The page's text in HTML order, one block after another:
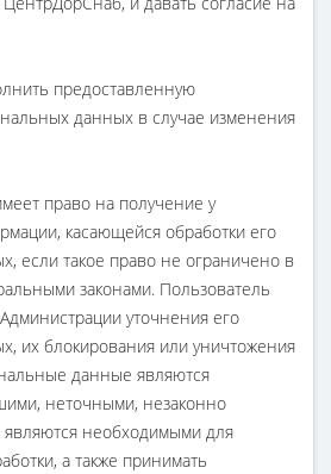
предоставленную
данных в случае изменения
право на получение у
касающейся обработки его
если такое право не ограничено в
законами. Пользователь
уточнения его
их блокирования или уничтожения
данные являются
неточными, незаконно
необходимыми для
а также принимать